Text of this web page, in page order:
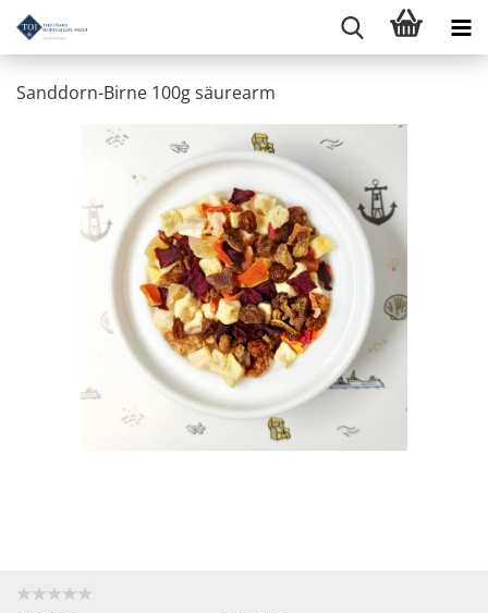
Sanddorn-Birne 100g säurearm